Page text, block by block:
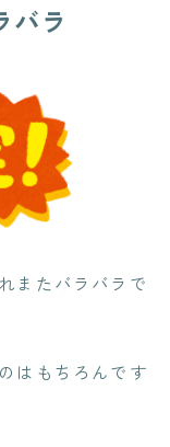
バラ
またバラバラで
はもちろんです